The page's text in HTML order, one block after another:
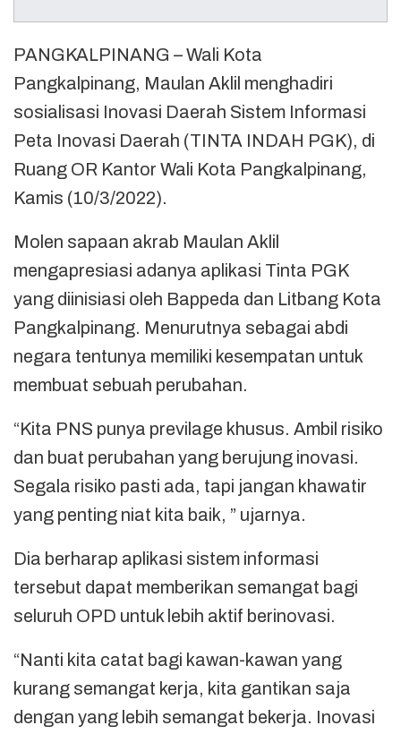
PANGKALPINANG – Wali Kota
Pangkalpinang, Maulan Aklil menghadiri
sosialisasi Inovasi Daerah Sistem Informasi
Peta Inovasi Daerah (TINTA INDAH PGK), di
Ruang OR Kantor Wali Kota Pangkalpinang,
Kamis (10/3/2022).
Molen sapaan akrab Maulan Aklil
mengapresiasi adanya aplikasi Tinta PGK
yang diinisiasi oleh Bappeda dan Litbang Kota
Pangkalpinang. Menurutnya sebagai abdi
negara tentunya memiliki kesempatan untuk
membuat sebuah perubahan.
“Kita PNS punya previlage khusus. Ambil risiko
dan buat perubahan yang berujung inovasi.
Segala risiko pasti ada, tapi jangan khawatir
yang penting niat kita baik, ” ujarnya.
Dia berharap aplikasi sistem informasi
tersebut dapat memberikan semangat bagi
seluruh OPD untuk lebih aktif berinovasi.
“Nanti kita catat bagi kawan-kawan yang
kurang semangat kerja, kita gantikan saja
dengan yang lebih semangat bekerja. Inovasi